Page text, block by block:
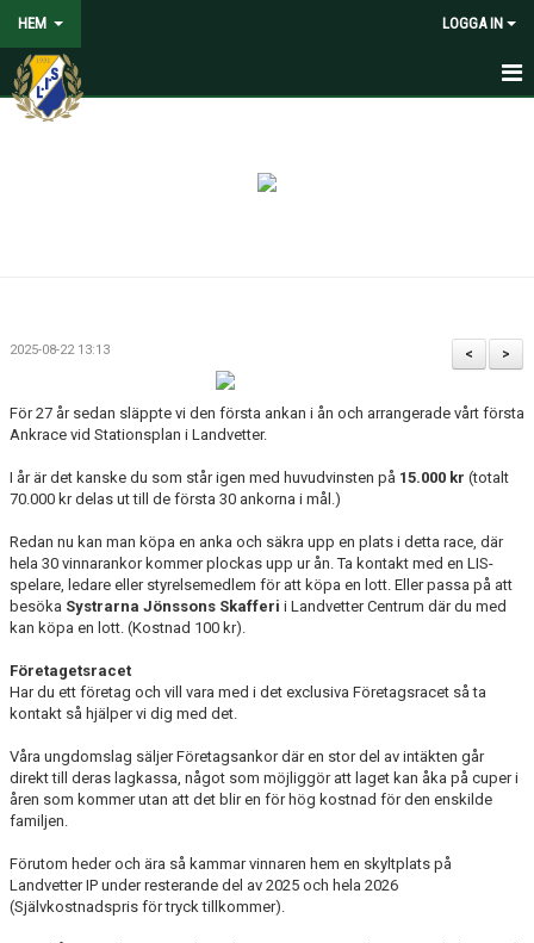
HEM LOGGA IN
HEM
STÖDMEDLEM
SPELARE
LEDARE
POLICYDOKUMENT
KALENDER
EVENEMANG
MEDIA
KONTAKT
>
<
2025-08-22 13:13
För 27 år sedan släppte vi den första ankan i ån och arrangerade vårt första
Ankrace vid Stationsplan i Landvetter.
I år är det kanske du som står igen med huvudvinsten på 15.000 kr (totalt
70.000 kr delas ut till de första 30 ankorna i mål.)
Redan nu kan man köpa en anka och säkra upp en plats i detta race, där
hela 30 vinnarankor kommer plockas upp ur ån. Ta kontakt med en LIS-
spelare, ledare eller styrelsemedlem för att köpa en lott. Eller passa på att
besöka Systrarna Jönssons Skafferi i Landvetter Centrum där du med
kan köpa en lott. (Kostnad 100 kr).
Företagetsracet
Har du ett företag och vill vara med i det exclusiva Företagsracet så ta
kontakt så hjälper vi dig med det.
Våra ungdomslag säljer Företagsankor där en stor del av intäkten går
direkt till deras lagkassa, något som möjliggör att laget kan åka på cuper i
åren som kommer utan att det blir en för hög kostnad för den enskilde
familjen.
Förutom heder och ära så kammar vinnaren hem en skyltplats på
Landvetter IP under resterande del av 2025 och hela 2026
(Självkostnadspris för tryck tillkommer).